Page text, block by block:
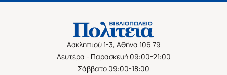
Ασκληπιού 1-3, Αθήνα 106 79
Δευτέρα - Παρασκευή 09:00-21:00
Σάββατο 09:00-18:00